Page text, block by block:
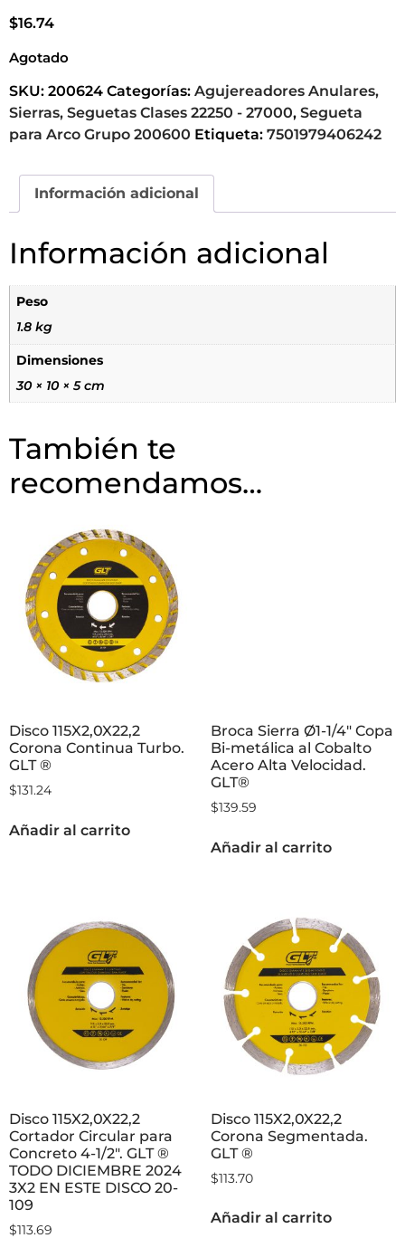
$16.74
Agotado
SKU: 200624 Categorías: Agujereadores Anulares,
Sierras, Seguetas Clases 22250 - 27000, Segueta
para Arco Grupo 200600 Etiqueta: 7501979406242
Información adicional
Información adicional
Peso
1.8 kg
Dimensiones
30 × 10 × 5 cm
También te
recomendamos…
Disco 115X2,0X22,2
Corona Continua Turbo.
GLT ®
$131.24
Añadir al carrito
Broca Sierra Ø1-1/4″ Copa
Bi-metálica al Cobalto
Acero Alta Velocidad.
GLT®
$139.59
Añadir al carrito
Disco 115X2,0X22,2
Cortador Circular para
Concreto 4-1/2″. GLT ®
TODO DICIEMBRE 2024
3X2 EN ESTE DISCO 20-
109
$113.69
Disco 115X2,0X22,2
Corona Segmentada.
GLT ®
$113.70
Añadir al carrito